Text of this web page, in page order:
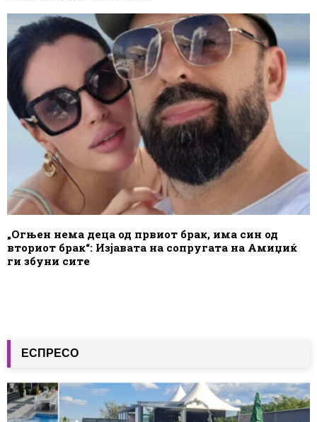
„Огњен нема деца од првиот брак, има син од
вториот брак“: Изјавата на сопругата на Амиџиќ
ги збуни сите
ЕСПРЕСО